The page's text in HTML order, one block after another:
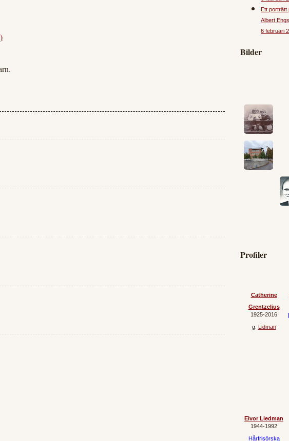
Ett porträtt
Albert
6 februari
Bilder
Profiler
Catherine
Grentzelius
1925‐2016
g. Lidman
Eivor Liedman
1944‐1992
Hårfrisörska